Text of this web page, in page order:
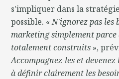
s'impliquer dans la
possible. «N'ignorez pas les
marketing simplement
totalement construits »,
Accompagnez-les et
à définir clairement les